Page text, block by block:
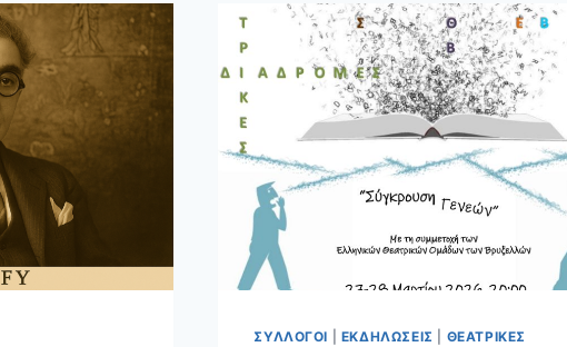
ΣΥΛΛΟΓΟΙ ΕΚΔΗΛΩΣΕΙΣ
ΘΕΑΤΡΙΚΕΣ